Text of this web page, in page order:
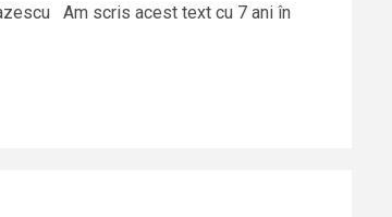
Am scris acest text cu 7 ani în